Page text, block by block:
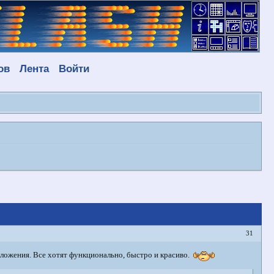
Лента Войти
31
Все хотят функционально, быстро и красиво.